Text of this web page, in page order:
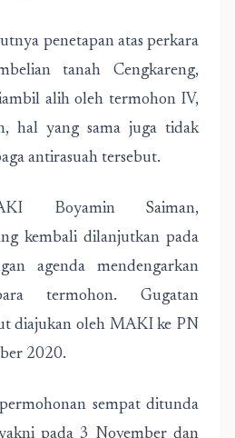
penetapan atas perkara
tanah Cengkareng,
alih oleh termohon IV,
hal yang sama juga tidak
antirasuah tersebut.
Boyamin Saiman,
kembali dilanjutkan pada
agenda mendengarkan
termohon. Gugatan
diajukan oleh MAKI ke PN
2020.
sempat ditunda
pada 3 November dan